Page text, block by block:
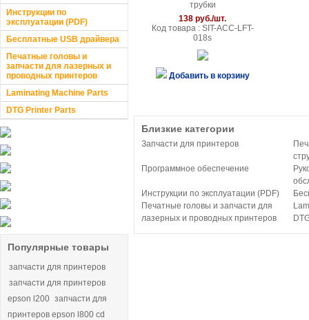
Инструкции по
эксплуатации (PDF)
Бесплатные USB драйвера
Печатные головы и
запчасти для лазерных и
проводных принтеров
Laminating Machine Parts
DTG Printer Parts
Популярные товары
запчасти для принтеров
запчасти для принтеров
epson l200 запчасти для
принтеров epson l800 cd
трубки
138 руб./шт.
Код товара : SIT-ACC-LFT-
018s
Добавить в корзину
Близкие категории
Запчасти для принтеров
Программное обеспечение
Инструкции по эксплуатации (PDF)
Печатные головы и запчасти для
лазерных и проводных принтеров